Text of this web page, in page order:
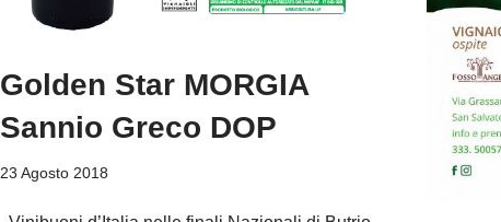
Golden Star MORGIA
Sannio Greco DOP
23 Agosto 2018